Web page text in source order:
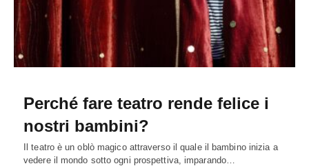
Perché fare teatro rende felice i
nostri bambini?
Il teatro è un oblò magico attraverso il quale il bambino inizia a
vedere il mondo sotto ogni prospettiva, imparando…